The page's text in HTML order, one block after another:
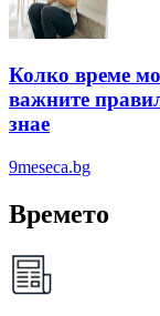
Колко време
важните
знае
9meseca.bg
Времето